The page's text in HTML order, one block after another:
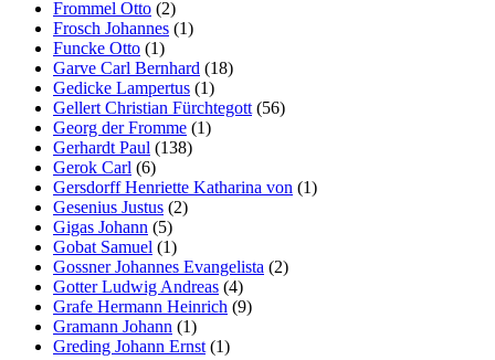
Frommel Otto (2)
Frosch Johannes (1)
Funcke Otto (1)
Garve Carl Bernhard (18)
Gedicke Lampertus (1)
Gellert Christian Fürchtegott (56)
Georg der Fromme (1)
Gerhardt Paul (138)
Gerok Carl (6)
Gersdorff Henriette Katharina von (1)
Gesenius Justus (2)
Gigas Johann (5)
Gobat Samuel (1)
Gossner Johannes Evangelista (2)
Gotter Ludwig Andreas (4)
Grafe Hermann Heinrich (9)
Gramann Johann (1)
Greding Johann Ernst (1)